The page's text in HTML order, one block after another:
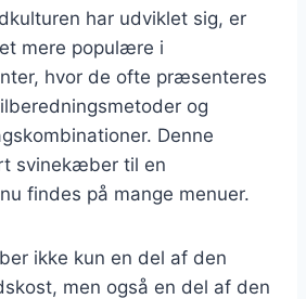
har udviklet sig, er
mere populære i
hvor de ofte præsenteres
og
Denne
svinekæber til en
findes på mange menuer.
ikke kun en del af den
men også en del af den